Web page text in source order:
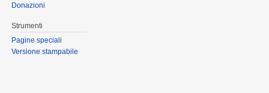
Donazioni
Strumenti
Pagine speciali
Versione stampabile